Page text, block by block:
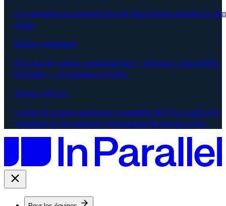
Les dépendances remontent dès que deux équipes signalent le
risque.
Intégrer rapidement
Des mois de contexte organisationnel — décisions, responsables,
historique — en quelques secondes.
Aligner votre IA
Couche de contexte nativement compatible MCP. Les outils d'IA
s'appuient sur une mémoire organisationnelle toujours active.